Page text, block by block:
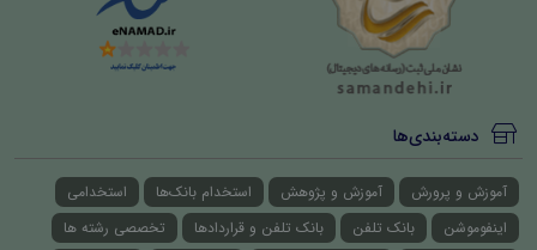
دسته‌بندی‌ها
آموزش و پرورش آموزش و پژوهش استخدام بانک‌ها
استخدامی
اینفوموشن
بانک تلفن بانک تلفن و قراردادها
تخصصی رشته ها